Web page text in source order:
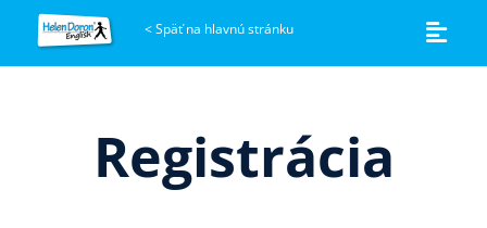
<Späť na hlavnú stránku
Registrácia